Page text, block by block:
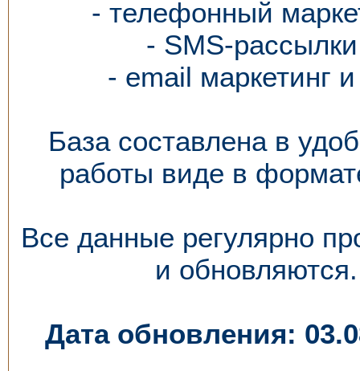
- телефонный
- SMS-
- email маркетинг и
База составлена в
работы виде в
Все данные регулярно
и обновляются.
Дата обновления: